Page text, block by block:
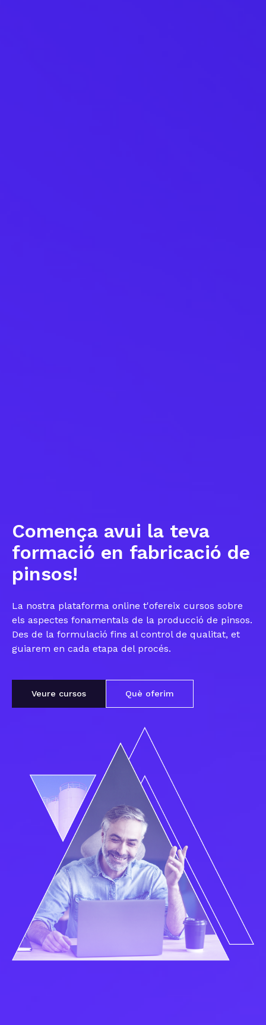
Comença avui la teva
formació en fabricació de
pinsos!
La nostra plataforma online t'ofereix cursos sobre
els aspectes fonamentals de la producció de pinsos.
Des de la formulació fins al control de qualitat, et
guiarem en cada etapa del procés.
Veure cursos Què oferim